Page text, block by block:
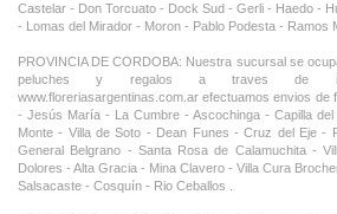
Castelar - Don Torcuato - Dock Sud - Gerli - Haedo -
- Lomas del Mirador - Moron - Pablo Podesta - Ramos
PROVINCIA DE CORDOBA: Nuestra sucursal se
peluches y regalos a traves de
www.floreriasargentinas.com.ar efectuamos envios de
- Jesús María - La Cumbre - Ascochinga - Capilla
Monte - Villa de Soto - Dean Funes - Cruz del Eje -
General Belgrano - Santa Rosa de Calamuchita -
Dolores - Alta Gracia - Mina Clavero - Villa Cura
Salsacaste - Cosquín - Rio Ceballos .